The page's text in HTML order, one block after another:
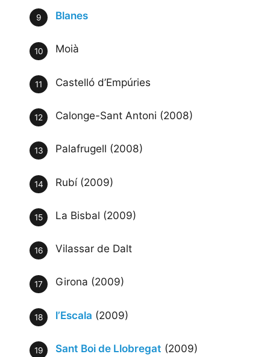
Blanes
Moià
Castelló d’Empúries
Calonge-Sant Antoni (2008)
Palafrugell (2008)
Rubí (2009)
La Bisbal (2009)
Vilassar de Dalt
Girona (2009)
l’Escala (2009)
Sant Boi de Llobregat (2009)